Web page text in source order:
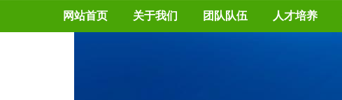
网站首页 关于我们 团队队伍 人才培养